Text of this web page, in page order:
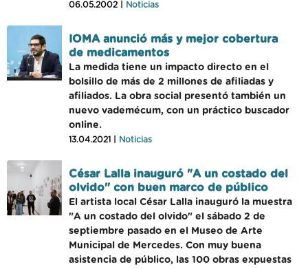
06.05.2002 | Noticias
IOMA anunció más y mejor cobertura
de medicamentos
La medida tiene un impacto directo en el
bolsillo de más de 2 millones de afiliadas y
afiliados. La obra social presentó también un
nuevo vademécum, con un práctico buscador
online.
13.04.2021 | Noticias
César Lalla inauguró "A un costado del
olvido" con buen marco de público
El artista local César Lalla inauguró la muestra
"A un costado del olvido" el sábado 2 de
septiembre pasado en el Museo de Arte
Municipal de Mercedes. Con muy buena
asistencia de público, las 100 obras expuestas